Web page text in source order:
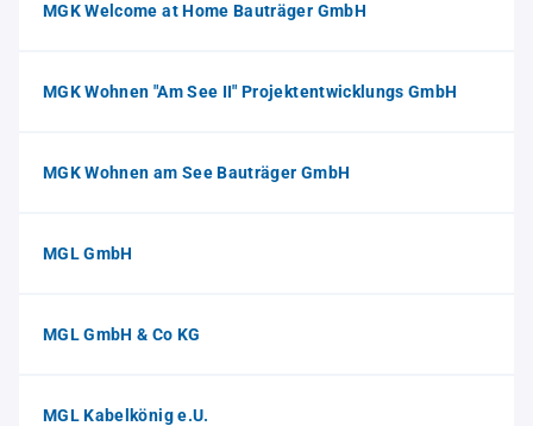
MGK Welcome at Home Bauträger GmbH
MGK Wohnen "Am See II" Projektentwicklungs GmbH
MGK Wohnen am See Bauträger GmbH
MGL GmbH
MGL GmbH & Co KG
MGL Kabelkönig e.U.